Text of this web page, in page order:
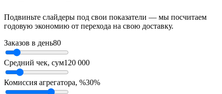
Подвиньте слайдеры под свои показатели — мы посчитаем
годовую экономию от перехода на свою доставку.
Заказов в день80
Средний чек, сум120 000
Комиссия агрегатора, %30%